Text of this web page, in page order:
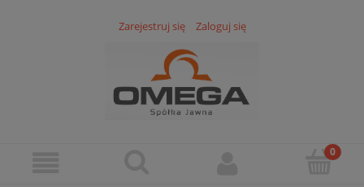
Zarejestruj się Zaloguj się